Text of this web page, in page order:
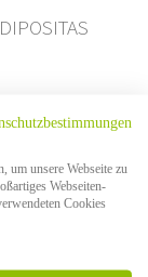
NERVOSA
um unsere Webseite zu
Webseiten-
Cookies